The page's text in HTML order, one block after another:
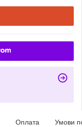
Оплата Умови